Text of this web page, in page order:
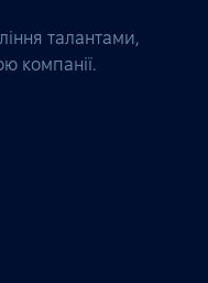
талантами,
компанії.